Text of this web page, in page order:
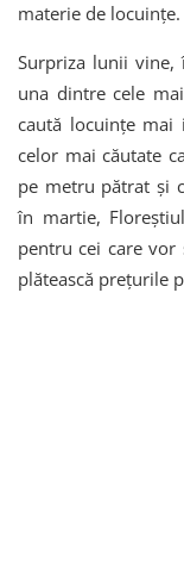
materie de locuințe.
Surpriza lunii vine,
una dintre cele
caută locuințe
celor mai căutate
pe metru pătrat și
în martie,
pentru cei care vor
plătească prețurile